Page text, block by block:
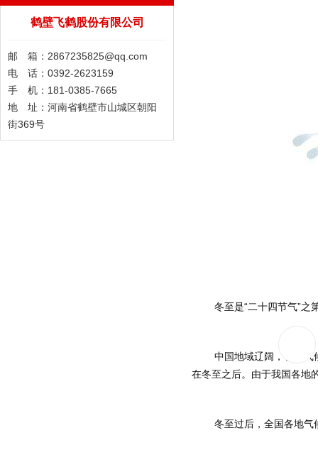
鹤壁飞鹤股份有限公司
邮 箱： 2867235825@qq.com
电 话：0392-2623159
手 机：181-0385-7665
地 址：河南省鹤壁市山城区朝阳
街369号
冬至是“二十四节气”之
在冬至之后。由于我国各地
冬至过后，全国各地